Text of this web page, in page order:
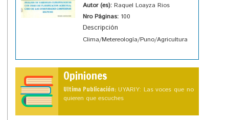
Autor (es): Raquel Loayza Rios
Nro Páginas: 100
Descripción
Clima/Metereología/Puno/Agricultura
Opiniones
Ultima Publicación: UYARIY: Las voces que no
quieren que escuches